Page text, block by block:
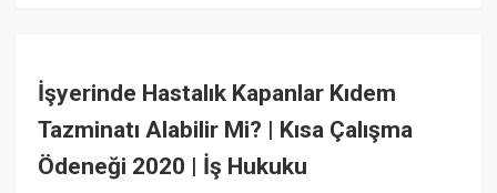
İşyerinde Hastalık Kapanlar Kıdem
Tazminatı Alabilir Mi? | Kısa Çalışma
Ödeneği 2020 | İş Hukuku